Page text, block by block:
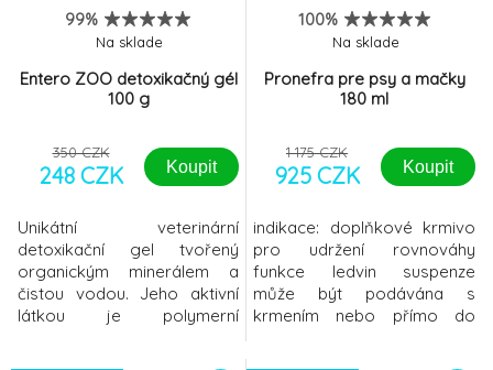
organismus zbav
99%
Entero ZOO detoxikačný gél
100 g
Na sklade
350 CZK
248 CZK Koupit
Unikátní veterinární
detoxikační gel tvořený
organickým minerálem a
čistou vodou. Jeho aktivní
látkou je polymerní
100%
Pronefra pre psy a mačky
180 ml
Na sklade
1 175 CZK
925 CZK Koupit
indikace: doplňkové krmivo
pro udržení rovnováhy
funkce ledvin suspenze
může být podávána s
krmením nebo přímo do